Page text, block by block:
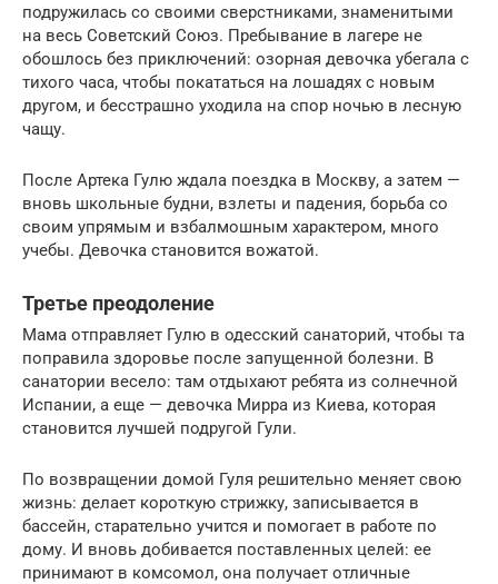
подружилась со своими сверстниками, знаменитыми
на весь Советский Союз. Пребывание в лагере не
обошлось без приключений: озорная девочка убегала с
тихого часа, чтобы покататься на лошадях с новым
другом, и бесстрашно уходила на спор ночью в лесную
чащу.
После Артека Гулю ждала поездка в Москву, а затем —
вновь школьные будни, взлеты и падения, борьба со
своим упрямым и взбалмошным характером, много
учебы. Девочка становится вожатой.
Третье преодоление
Мама отправляет Гулю в одесский санаторий, чтобы та
поправила здоровье после запущенной болезни. В
санатории весело: там отдыхают ребята из солнечной
Испании, а еще — девочка Мирра из Киева, которая
становится лучшей подругой Гули.
По возвращении домой Гуля решительно меняет свою
жизнь: делает короткую стрижку, записывается в
бассейн, старательно учится и помогает в работе по
дому. И вновь добивается поставленных целей: ее
принимают в комсомол, она получает отличные